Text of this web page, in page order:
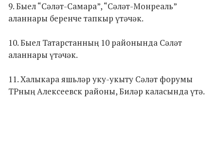
9. Быел “Сәләт-Самара”, “Сәләт-Монреаль”
аланнары беренче тапкыр үтәчәк.
10. Быел Татарстанның 10 районында Сәләт
аланнары үтәчәк.
11. Халыкара яшьләр уку-укыту Сәләт форумы
ТРның Алексеевск районы, Биләр каласында үтә.